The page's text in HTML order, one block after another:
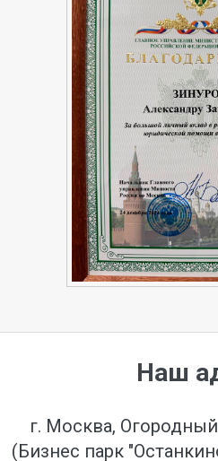
Наш
г. Москва,
(Бизнес парк